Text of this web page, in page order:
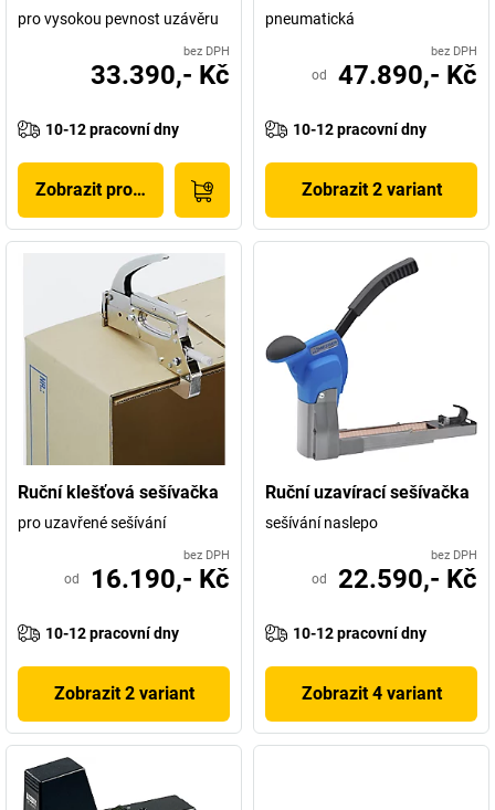
pro vysokou pevnost uzávěru
bez DPH
33.390,- Kč
10-12 pracovní dny
Zobrazit produkt
pneumatická
bez DPH
od 47.890,- Kč
10-12 pracovní dny
Zobrazit 2 variant
Ruční klešťová sešívačka
pro uzavřené sešívání
bez DPH
od 16.190,- Kč
10-12 pracovní dny
Zobrazit 2 variant
Ruční uzavírací sešívačka
sešívání naslepo
bez DPH
od 22.590,- Kč
10-12 pracovní dny
Zobrazit 4 variant